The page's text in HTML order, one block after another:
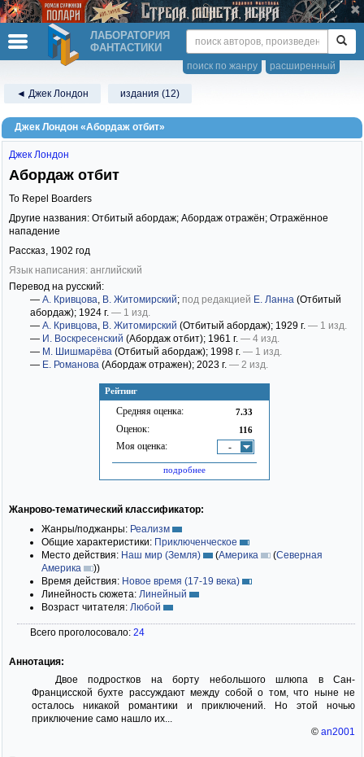
ЛАБОРАТОРИЯ
ФАНТАСТИКИ
расширенный
поиск по жанру
◄ Джек Лондон издания (12)
Джек Лондон «Абордаж отбит»
Рейтинг
Средняя оценка: 7.33
Оценок: 116
Моя оценка: -
подробнее
Джек Лондон
Абордаж отбит
To Repel Boarders
Другие названия: Отбитый абордаж; Абордаж отражён; Отражённое
нападение
Рассказ, 1902 год
Язык написания: английский
Перевод на русский:
— А. Кривцова, В. Житомирский; под редакцией Е. Ланна (Отбитый
абордаж); 1924 г. — 1 изд.
— А. Кривцова, В. Житомирский (Отбитый абордаж); 1929 г. — 1 изд.
— И. Воскресенский (Абордаж отбит); 1961 г. — 4 изд.
— М. Шишмарёва (Отбитый абордаж); 1998 г. — 1 изд.
— Е. Романова (Абордаж отражен); 2023 г. — 2 изд.
Жанрово-тематический классификатор:
Жанры/поджанры: Реализм
Общие характеристики: Приключенческое
Место действия: Наш мир (Земля) (Америка (Северная
Америка
))
Время действия: Новое время (17-19 века)
Линейность сюжета: Линейный
Возраст читателя: Любой
Всего проголосовало: 24
Аннотация:
Двое подростков на борту небольшого шлюпа в Сан-
Францисской бухте рассуждают между собой о том, что ныне не
осталось никакой романтики и приключений. Но этой ночью
приключение само нашло их...
© an2001